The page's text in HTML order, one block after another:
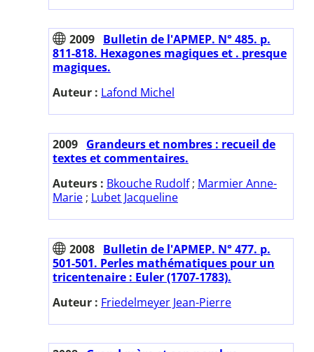
2009 Bulletin de l'APMEP. N° 485. p.
811-818. Hexagones magiques et . presque
magiques.
Auteur : Lafond Michel
2009 Grandeurs et nombres : recueil de
textes et commentaires.
Auteurs : Bkouche Rudolf; Marmier Anne-
Marie ; Lubet Jacqueline
2008 Bulletin de l'APMEP. N° 477. p.
501-501. Perles mathématiques pour un
tricentenaire : Euler (1707-1783).
Auteur : Friedelmeyer Jean-Pierre